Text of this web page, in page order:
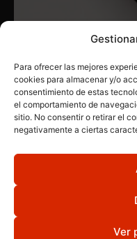
Para ofrecer las mejores
cookies para almacenar y/o
consentimiento de estas
el comportamiento de
sitio. No consentir o retirar el
negativamente a ciertas
Ver
CONTACTORES,